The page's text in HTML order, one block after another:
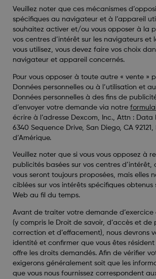
Veuillez noter que ces mécanismes
spécifiques au navigateur et à l’appareil
souhaitez activer et/ou vous opposer à la
vos centres d’intérêt sur les navigateurs et
vous utilisez, vous devez faire vos choix
navigateur et appareil concernés.
Pour vous opposer à toute autre « vente »
Données personnelles ou à l’utilisation et
Données personnelles à des fins de
d’envoyer votre demande via notre
écrire à l’adresse Dexcom, Inc., Attn : Data
6340 Sequence Drive, San Diego, CA 92121,
d’Amérique.
Veuillez noter que si vous vous opposez à
publicités basées sur vos centres d’intérêt,
vous seront toujours proposées, mais elles
ciblées sur vos intérêts spécifiques obtenus
Web au fil du temps.
Avant de traiter votre demande
(y compris le Droit de savoir, d’accès et de
correction et d’effacement), nous devrons
identité et confirmer que vous êtes résident
offre les droits demandés. Afin de vérifier
exigerons généralement soit que les
que vous nous fournissez correspondent